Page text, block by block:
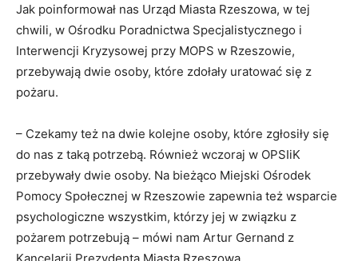
Jak poinformował nas Urząd Miasta Rzeszowa, w tej
chwili, w Ośrodku Poradnictwa Specjalistycznego i
Interwencji Kryzysowej przy MOPS w Rzeszowie,
przebywają dwie osoby, które zdołały uratować się z
pożaru.
– Czekamy też na dwie kolejne osoby, które zgłosiły się
do nas z taką potrzebą. Również wczoraj w OPSIiK
przebywały dwie osoby. Na bieżąco Miejski Ośrodek
Pomocy Społecznej w Rzeszowie zapewnia też wsparcie
psychologiczne wszystkim, którzy jej w związku z
pożarem potrzebują – mówi nam Artur Gernand z